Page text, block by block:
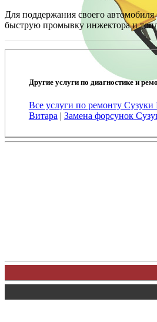
Для поддержания своего
быструю промывку инжектора и
Другие услуги по диагностике и
Все услуги по ремонту Сузуки
Витара | Замена форсунок